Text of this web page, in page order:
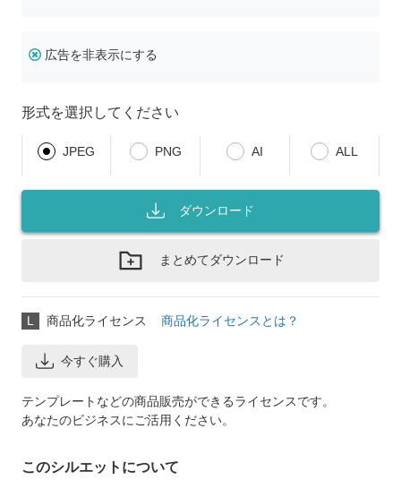
広告を非表示にする
形式を選択してください
JPEG PNG AI ALL
ダウンロード
まとめてダウンロード
L 商品化ライセンス 商品化ライセンスとは？
今すぐ購入
テンプレートなどの商品販売ができるライセンスです。
あなたのビジネスにご活用ください。
このシルエットについて